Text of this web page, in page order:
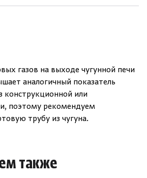
газов на выходе чугунной печи
аналогичный показатель
конструкционной или
поэтому рекомендуем
трубу из чугуна.
также